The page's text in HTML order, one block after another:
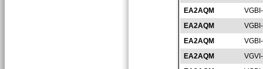
EA2AQM
EA2AQM
EA2AQM
EA2AQM